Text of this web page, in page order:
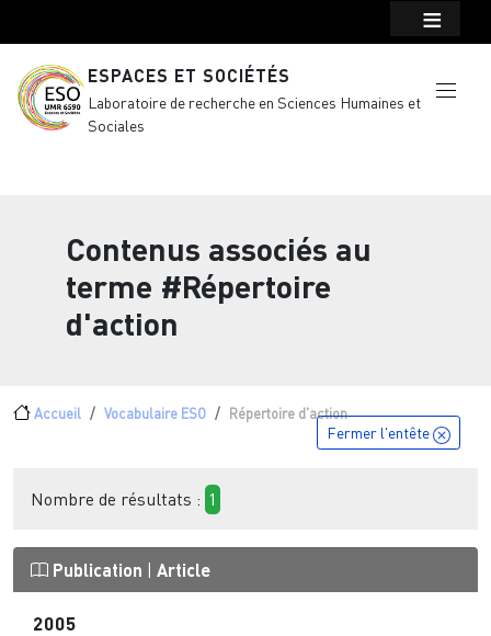
ESPACES ET SOCIÉTÉS
Laboratoire de recherche en Sciences Humaines et
Sociales
Contenus associés au
terme #Répertoire
d'action
Fil d'Ariane
Accueil Vocabulaire ESO Répertoire d'action
Fermer l'entête
Nombre de résultats : 1
Publication Article
2005